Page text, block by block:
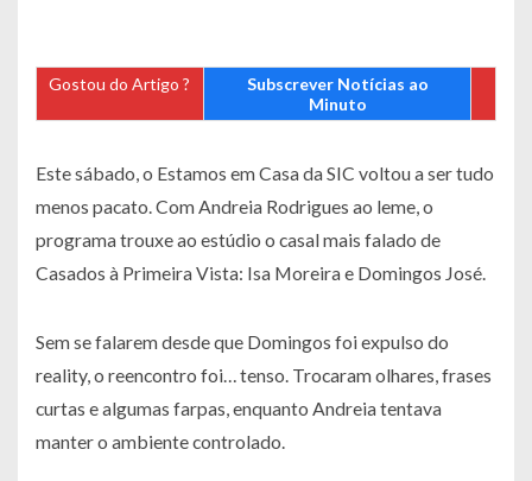
Gostou do Artigo ?
Subscrever Notícias ao
Minuto
Este sábado, o Estamos em Casa da SIC voltou a ser tudo
menos pacato. Com Andreia Rodrigues ao leme, o
programa trouxe ao estúdio o casal mais falado de
Casados à Primeira Vista: Isa Moreira e Domingos José.
Sem se falarem desde que Domingos foi expulso do
reality, o reencontro foi… tenso. Trocaram olhares, frases
curtas e algumas farpas, enquanto Andreia tentava
manter o ambiente controlado.